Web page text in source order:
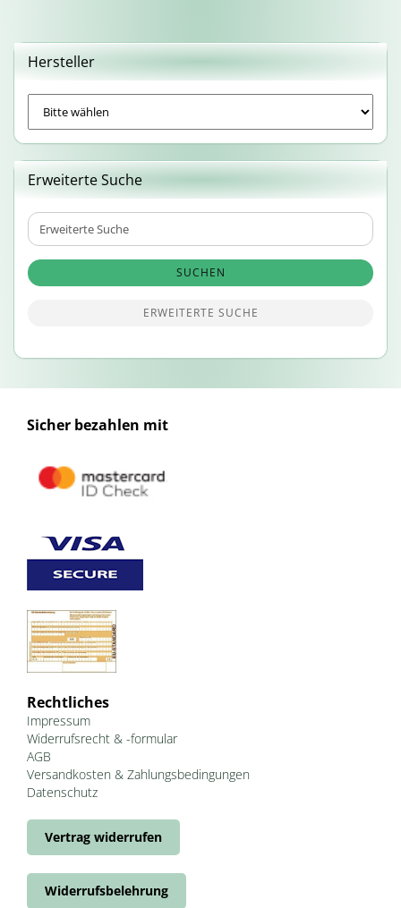
Hersteller
Erweiterte Suche
Erweiterte
Suche
SUCHEN
ERWEITERTE SUCHE
Sicher bezahlen mit
Rechtliches
Impressum
Widerrufsrecht & -formular
AGB
Versandkosten & Zahlungsbedingungen
Datenschutz
Vertrag widerrufen
Widerrufsbelehrung